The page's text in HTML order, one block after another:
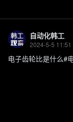
自动化韩工
2024-5-5 11:51
电子齿轮比是什么#